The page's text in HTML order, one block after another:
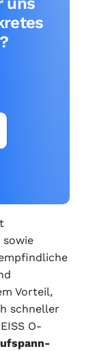
sowie
Vorteil,
schneller
O-